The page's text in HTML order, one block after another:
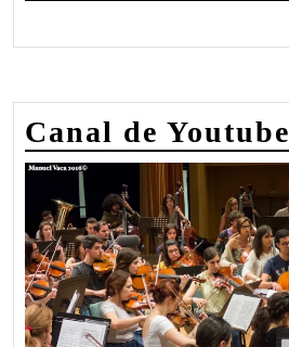
Canal de Youtube